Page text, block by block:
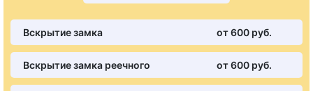
Вскрытие замка от 600 pуб.
Вскрытие замка реечного от 600 pуб.